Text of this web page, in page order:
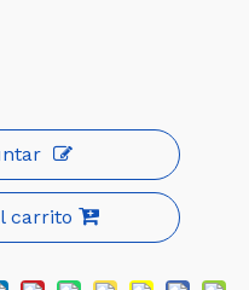
carrito